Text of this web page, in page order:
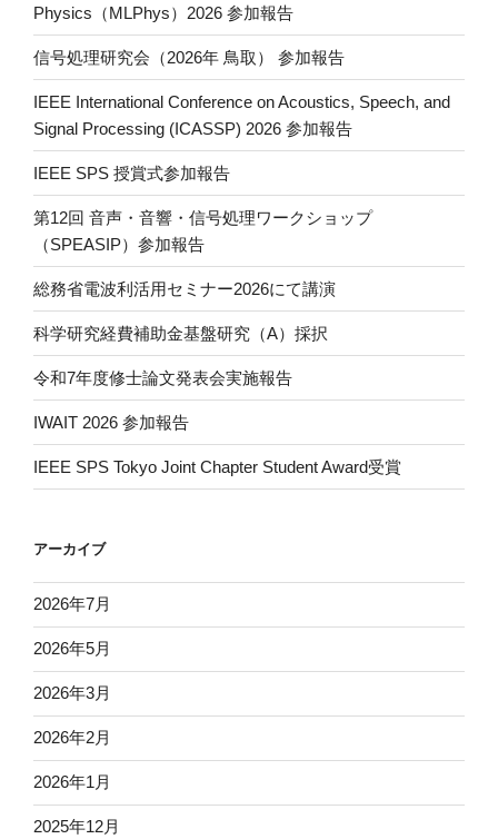
シ
ョ
ン
Physics（MLPhys）2026 参加報告
信号処理研究会（2026年 鳥取） 参加報告
IEEE International Conference on Acoustics, Speech, and
Signal Processing (ICASSP) 2026 参加報告
IEEE SPS 授賞式参加報告
第12回 音声・音響・信号処理ワークショップ
（SPEASIP）参加報告
総務省電波利活用セミナー2026にて講演
科学研究経費補助金基盤研究（A）採択
令和7年度修士論文発表会実施報告
IWAIT 2026 参加報告
IEEE SPS Tokyo Joint Chapter Student Award受賞
アーカイブ
2026年7月
2026年5月
2026年3月
2026年2月
2026年1月
2025年12月